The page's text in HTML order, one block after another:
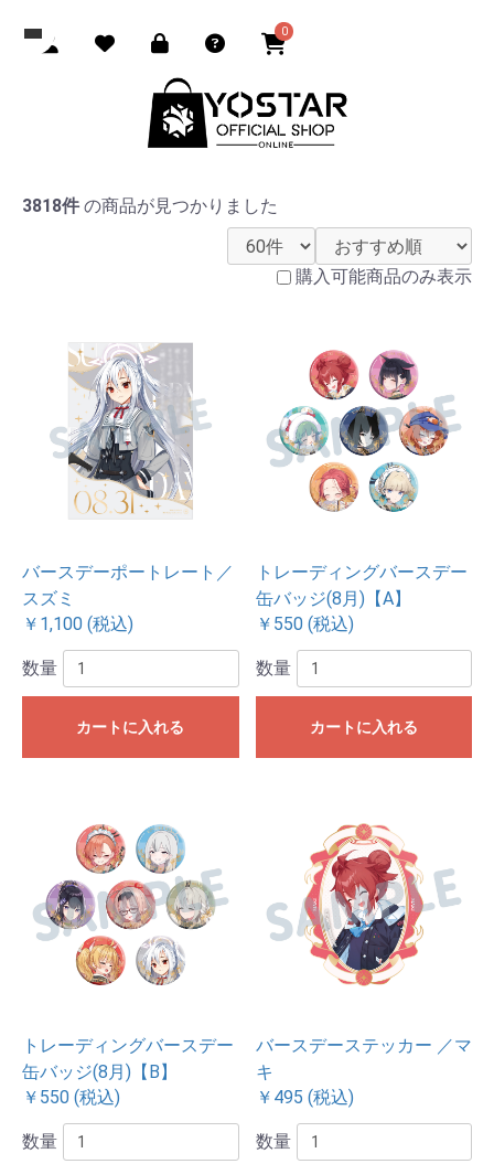
0
3818件 の商品が見つかりました
購入可能商品のみ表示
バースデーポートレート／
スズミ
￥1,100 (税込)
数量
カートに入れる
トレーディングバースデー
缶バッジ(8月)【A】
￥550 (税込)
数量
カートに入れる
トレーディングバースデー
缶バッジ(8月)【B】
￥550 (税込)
数量
バースデーステッカー ／マ
キ
￥495 (税込)
数量